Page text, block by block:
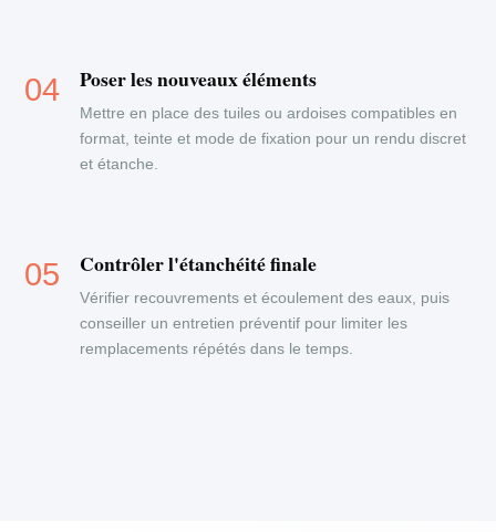
Poser les nouveaux éléments
Mettre en place des tuiles ou ardoises compatibles en
format, teinte et mode de fixation pour un rendu discret
et étanche.
Contrôler l'étanchéité finale
Vérifier recouvrements et écoulement des eaux, puis
conseiller un entretien préventif pour limiter les
remplacements répétés dans le temps.